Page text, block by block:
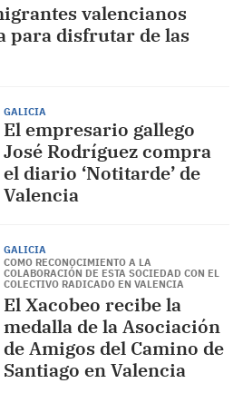
valencianos
para disfrutar de las
GALICIA
El empresario gallego
José Rodríguez compra
el diario ‘Notitarde’ de
Valencia
GALICIA
COMO RECONOCIMIENTO A LA
COLABORACIÓN DE ESTA SOCIEDAD CON EL
COLECTIVO RADICADO EN VALENCIA
El Xacobeo recibe la
medalla de la Asociación
de Amigos del Camino de
Santiago en Valencia